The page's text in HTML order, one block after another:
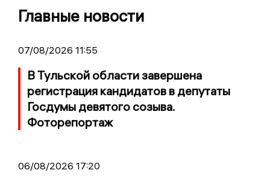
Главные новости
07/08/2026 11:55
В Тульской области завершена
регистрация кандидатов в депутаты
Госдумы девятого созыва.
Фоторепортаж
06/08/2026 17:20